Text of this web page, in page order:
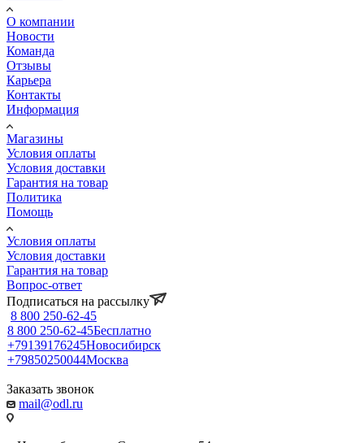
О компании
Новости
Команда
Отзывы
Карьера
Контакты
Информация
Магазины
Условия оплаты
Условия доставки
Гарантия на товар
Политика
Помощь
Условия оплаты
Условия доставки
Гарантия на товар
Вопрос-ответ
Подписаться на рассылку
8 800 250-62-45
8 800 250-62-45Бесплатно
+79139176245Новосибирск
+79850250044Москва
Заказать звонок
mail@odl.ru